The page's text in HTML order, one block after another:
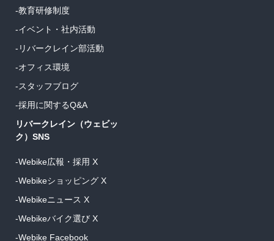
-教育研修制度
-イベント・社内活動
-リバークレイン部活動
-オフィス環境
-スタッフブログ
-採用に関するQ&A
リバークレイン（ウェビッ
ク）SNS
-Webike広報・採用 X
-Webikeショッピング X
-Webikeニュース X
-Webikeバイク選び X
-Webike Facebook